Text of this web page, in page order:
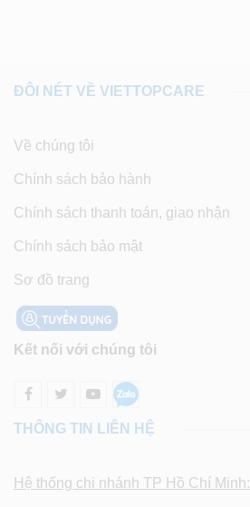
ĐÔI NÉT VỀ VIETTOPCARE
Về chúng tôi
Chính sách bảo hành
Chính sách thanh toán, giao nhận
Chính sách bảo mật
Sơ đồ trang
Kết nối với chúng tôi
THÔNG TIN LIÊN HỆ
Hệ thống chi nhánh TP Hồ Chí Minh: